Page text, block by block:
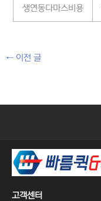
생연동다마스비용
←이전 글
고객센터